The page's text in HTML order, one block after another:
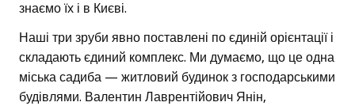
знаємо їх і в Києві.
Наші три зруби явно поставлені по єдиній орієнтації і
складають єдиний комплекс. Ми думаємо, що це одна
міська садиба — житловий будинок з господарськими
будівлями. Валентин Лаврентійович Янін,